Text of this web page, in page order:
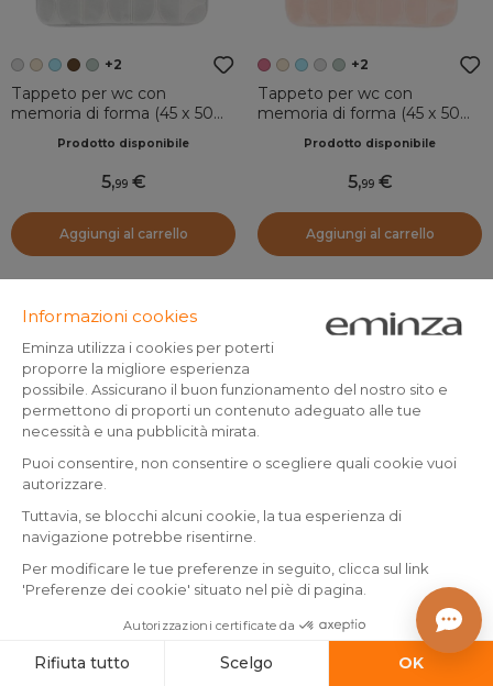
+2
Tappeto per wc con
memoria di forma (45 x 50
Prodotto disponibile
5,99
Aggiungi al carrello
+2
Tappeto per wc con
memoria di forma (45 x 50
Prodotto disponibile
5,99
Aggiungi al carrello
Tappeto per wc in microfibra
(45 x 50 cm) Minimalist
Prodotto disponibile
5,99
Tappeto per wc in microfibra
(45 x 50 cm) Minimalist Rosa
cipria
Prodotto disponibile